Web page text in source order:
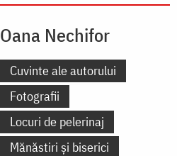
Oana Nechifor
Cuvinte ale autorului
Fotografii
Locuri de pelerinaj
Mănăstiri și biserici